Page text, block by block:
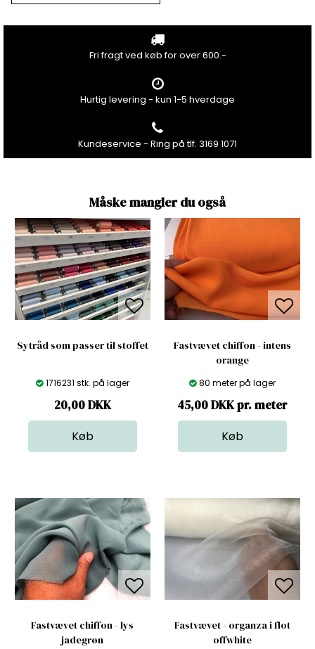
Fri fragt ved køb for over 600.-
Hurtig levering - kun 1-5 hverdage
Kundeservice - Ring på tlf. 3169 1071
Måske mangler du også
Sytråd som passer til stoffet
1716231 stk. på lager
20,00DKK
Fastvævet chiffon - intens
orange
80 meter på lager
45,00 DKK pr. meter
Fastvævet chiffon - lys
jadegrøn
Fastvævet - organza i flot
offwhite